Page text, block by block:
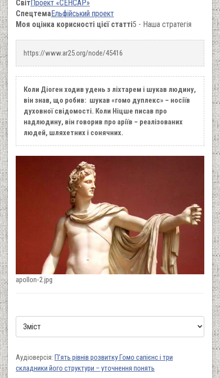
СвітПроект «СЕНСАР»
СпецтемаЕльфійський проект
Моя оцінка корисності цієї статті5 - Наша стратегія
https://www.ar25.org/node/45416
Коли Діоген ходив удень з ліхтарем і шукав людину,
він знав, що робив: шукав «гомо дуплекс» – носіїв
духовної свідомості. Коли Ніцше писав про
надлюдину, він говорив про аріїв – реалізованих
людей, шляхетних і сонячних.
apollon-2.jpg
Аудіоверсія: П’ять рівнів розвитку Гомо сапієнс і три
складники його структури – уточнення понять